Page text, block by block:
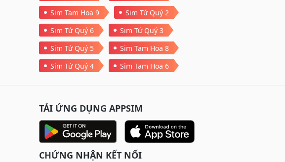
Sim Tam Hoa 9
Sim Tứ Quý 2
Sim Tứ Quý 6
Sim Tứ Quý 3
Sim Tứ Quý 5
Sim Tam Hoa 8
Sim Tứ Quý 4
Sim Tam Hoa 6
TẢI ỨNG DỤNG APPSIM
CHỨNG NHẬN KẾT NỐI